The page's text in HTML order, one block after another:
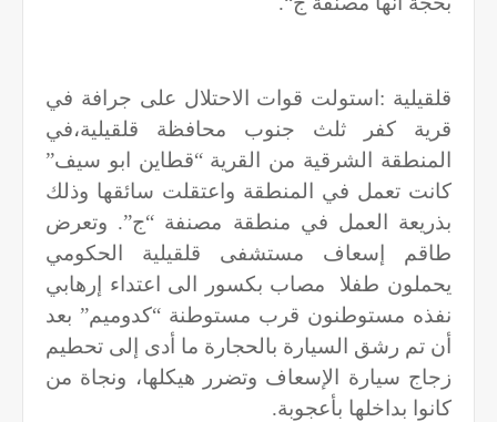
قلقيلية :استولت قوات الاحتلال على جرافة في
قرية كفر ثلث جنوب محافظة قلقيلية،في
المنطقة الشرقية من القرية “قطاين ابو سيف”
كانت تعمل في المنطقة واعتقلت سائقها وذلك
بذريعة العمل في منطقة مصنفة “ج”. وتعرض
طاقم إسعاف مستشفى قلقيلية الحكومي
يحملون طفلا
مصاب بكسور الى اعتداء إرهابي
نفذه مستوطنون قرب مستوطنة “كدوميم” بعد
أن تم رشق السيارة بالحجارة ما أدى إلى تحطيم
زجاج سيارة الإسعاف وتضرر هيكلها، ونجاة من
كانوا بداخلها بأعجوبة.